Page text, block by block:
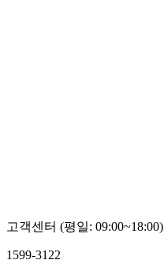
고객센터 (평일: 09:00~18:00)
1599-3122